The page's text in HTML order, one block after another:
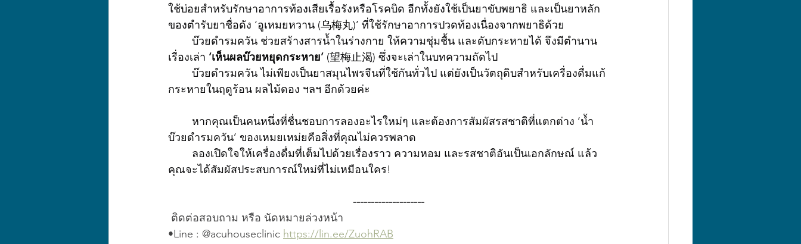
ใช้บ่อยสำหรับรักษาอาการท้องเสียเรื้อรังหรือโรคบิด อีกทั้งยังใช้เป็นยาขับพยาธิ และเป็นยาหลัก
ของตำรับยาชื่อดัง ‘อูเหมยหวาน (乌梅丸)’ ที่ใช้รักษาอาการปวดท้องเนื่องจากพยาธิด้วย
เรื่องเล่า ‘เห็นผลบ๊วยหยุดกระหาย’ (望梅止渴) ซึ่งจะเล่าในบทความถัดไป
กระหายในฤดูร้อน ผลไม้ดอง ฯลฯ อีกด้วยค่ะ
บ๊วยดำรมควัน’ ของเหมยเหม่ยคือสิ่งที่คุณไม่ควรพลาด
คุณจะได้สัมผัสประสบการณ์ใหม่ที่ไม่เหมือนใคร!
--------------------
ติดต่อสอบถาม หรือ นัดหมายล่วงหน้า
•Line : @acuhouseclinic https://lin.ee/ZuohRAB